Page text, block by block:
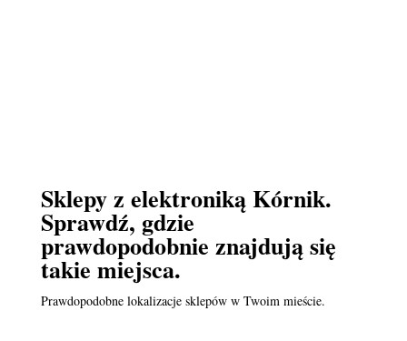
Sklepy z elektroniką Kórnik.
Sprawdź, gdzie
prawdopodobnie znajdują się
takie miejsca.
Prawdopodobne lokalizacje sklepów w Twoim mieście.